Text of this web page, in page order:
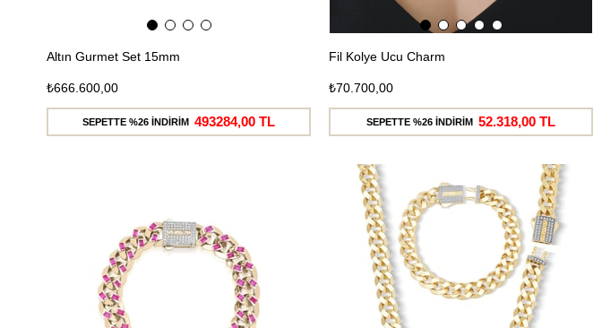
Altın Gurmet Set 15mm
₺666.600,00
SEPETTE %26 İNDİRİM 493284,00 TL
Fil Kolye Ucu Charm
₺70.700,00
SEPETTE %26 İNDİRİM 52.318,00 TL
Ücretsiz
Kargo